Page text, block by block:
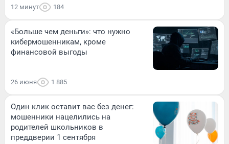
12 минут 184
«Больше чем деньги»: что нужно
кибермошенникам, кроме
финансовой выгоды
26 июня 1 885
Один клик оставит вас без денег:
мошенники нацелились на
родителей школьников в
преддверии 1 сентября